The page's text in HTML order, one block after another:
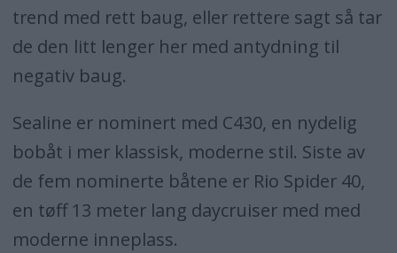
trend med rett baug, eller rettere sagt så tar
de den litt lenger her med antydning til
negativ baug.
Sealine er nominert med C430, en nydelig
bobåt i mer klassisk, moderne stil. Siste av
de fem nominerte båtene er Rio Spider 40,
en tøff 13 meter lang daycruiser med med
moderne inneplass.